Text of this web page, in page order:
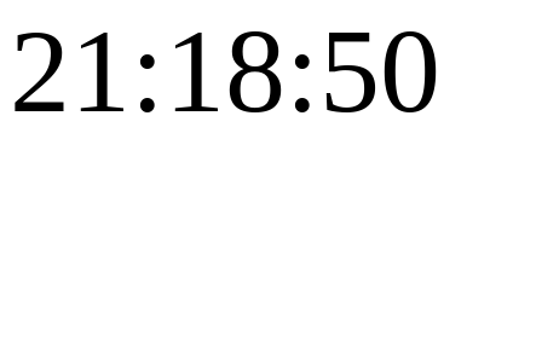
21:18:50